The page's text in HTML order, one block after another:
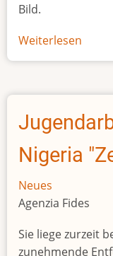
Bild.
Weiterlesen
Nigeria
Neues
Agenzia Fides
Sie liege zurzeit
zunehmende